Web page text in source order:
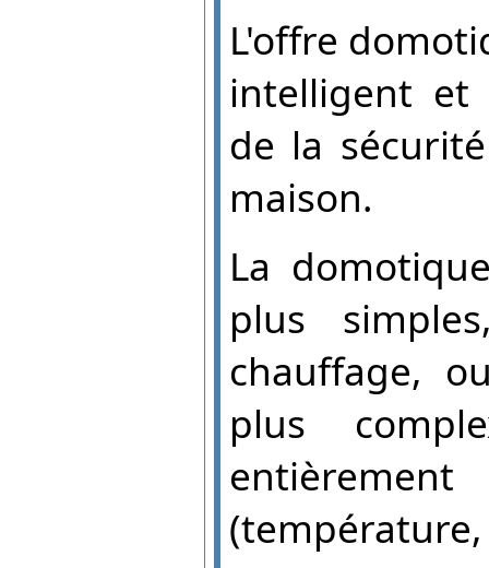
L'offre
intelligent et
de la
maison.
La
plus
chauffage,
plus
entièrement